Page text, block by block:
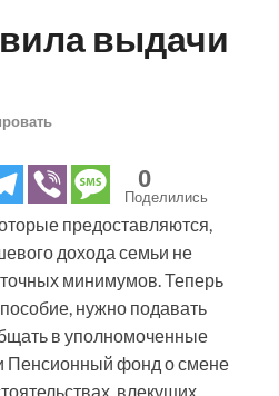
выдачи
0
Поделились
предоставляются,
дохода семьи не
минимумов. Теперь
нужно подавать
в уполномоченные
Пенсионный фонд о смене
влекущих